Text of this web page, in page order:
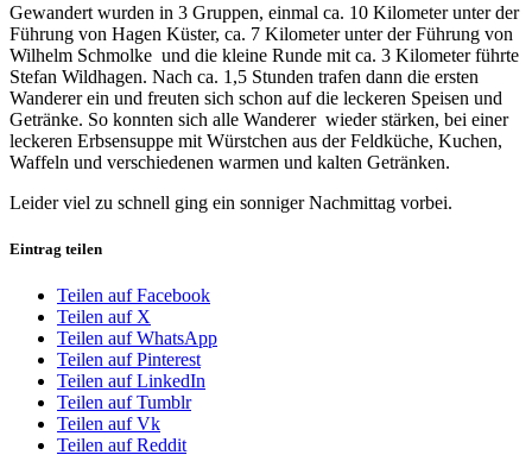
Gewandert wurden in 3 Gruppen, einmal ca. 10 Kilometer unter der
Führung von Hagen Küster, ca. 7 Kilometer unter der Führung von
Wilhelm Schmolke und die kleine Runde mit ca. 3 Kilometer führte
Stefan Wildhagen. Nach ca. 1,5 Stunden trafen dann die ersten
Wanderer ein und freuten sich schon auf die leckeren Speisen und
Getränke. So konnten sich alle Wanderer wieder stärken, bei einer
leckeren Erbsensuppe mit Würstchen aus der Feldküche, Kuchen,
Waffeln und verschiedenen warmen und kalten Getränken.
Leider viel zu schnell ging ein sonniger Nachmittag vorbei.
Eintrag teilen
Teilen auf Facebook
Teilen auf X
Teilen auf WhatsApp
Teilen auf Pinterest
Teilen auf LinkedIn
Teilen auf Tumblr
Teilen auf Vk
Teilen auf Reddit